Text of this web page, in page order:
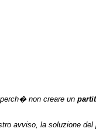
non creare un
avviso, la soluzione del